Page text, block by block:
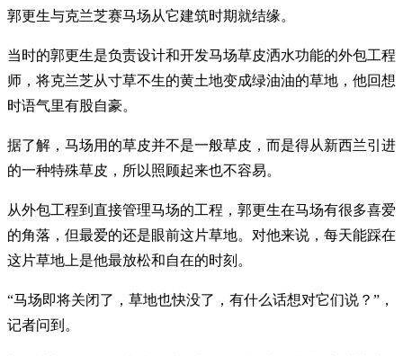
郭更生与克兰芝赛马场从它建筑时期就结缘。
当时的郭更生是负责设计和开发马场草皮洒水功能的外包工程
师，将克兰芝从寸草不生的黄土地变成绿油油的草地，他回想
时语气里有股自豪。
据了解，马场用的草皮并不是一般草皮，而是得从新西兰引进
的一种特殊草皮，所以照顾起来也不容易。
从外包工程到直接管理马场的工程，郭更生在马场有很多喜爱
的角落，但最爱的还是眼前这片草地。对他来说，每天能踩在
这片草地上是他最放松和自在的时刻。
“马场即将关闭了，草地也快没了，有什么话想对它们说？”，
记者问到。